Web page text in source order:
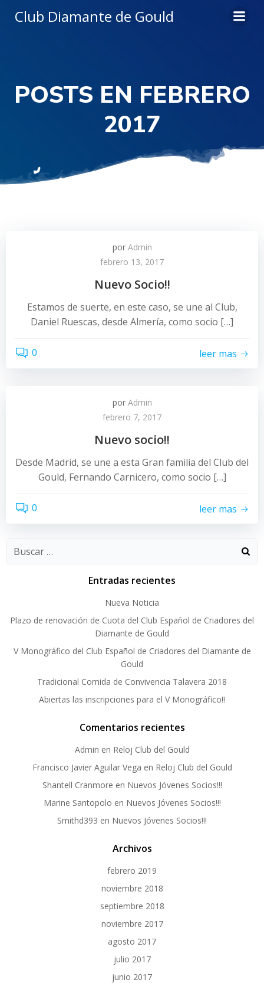
al
Club Diamante de Gould
POSTS EN FEBRERO
2017
por Admin
febrero 13, 2017
Nuevo Socio!!
Estamos de suerte, en este caso, se une al Club,
Daniel Ruescas, desde Almería, como socio […]
0 leer mas
por Admin
febrero 7, 2017
Nuevo socio!!
Desde Madrid, se une a esta Gran familia del Club del
Gould, Fernando Carnicero, como socio […]
0 leer mas
Buscar:
Entradas recientes
Nueva Noticia
Plazo de renovación de Cuota del Club Español de Criadores del
Diamante de Gould
V Monográfico del Club Español de Criadores del Diamante de
Gould
Tradicional Comida de Convivencia Talavera 2018
Abiertas las inscripciones para el V Monográfico!!
Comentarios recientes
Admin en Reloj Club del Gould
Francisco Javier Aguilar Vega en Reloj Club del Gould
Shantell Cranmore en Nuevos Jóvenes Socios!!!
Marine Santopolo en Nuevos Jóvenes Socios!!!
Smithd393 en Nuevos Jóvenes Socios!!!
Archivos
febrero 2019
noviembre 2018
septiembre 2018
noviembre 2017
agosto 2017
julio 2017
junio 2017